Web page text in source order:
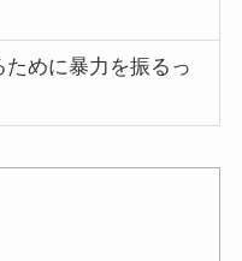
めに暴力を振るっ